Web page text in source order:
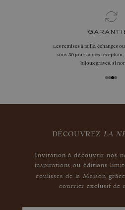
Les remises à taille, échanges
sous 30 jours après
bijoux gravés, si
DÉCOUVREZ LA
Invitation à découvrir nos
inspirations ou éditions
coulisses de la Maison
courrier exclusif de